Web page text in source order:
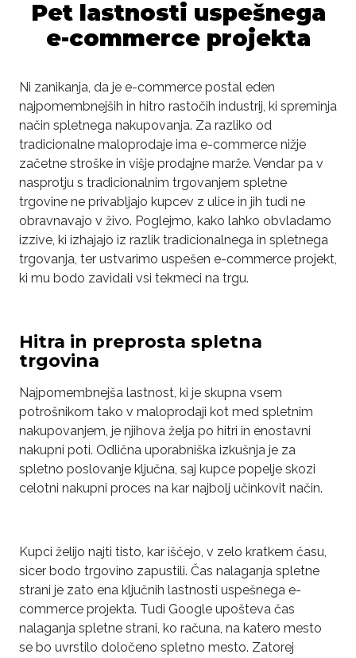
Pet lastnosti uspešnega
e-commerce projekta
Ni zanikanja, da je e-commerce postal eden
najpomembnejših in hitro rastočih industrij, ki spreminja
način spletnega nakupovanja. Za razliko od
tradicionalne maloprodaje ima e-commerce nižje
začetne stroške in višje prodajne marže. Vendar pa v
nasprotju s tradicionalnim trgovanjem spletne
trgovine ne privabljajo kupcev z ulice in jih tudi ne
obravnavajo v živo. Poglejmo, kako lahko obvladamo
izzive, ki izhajajo iz razlik tradicionalnega in spletnega
trgovanja, ter ustvarimo uspešen e-commerce projekt,
ki mu bodo zavidali vsi tekmeci na trgu.
Hitra in preprosta spletna
trgovina
Najpomembnejša lastnost, ki je skupna vsem
potrošnikom tako v maloprodaji kot med spletnim
nakupovanjem, je njihova želja po hitri in enostavni
nakupni poti. Odlična uporabniška izkušnja je za
spletno poslovanje ključna, saj kupce popelje skozi
celotni nakupni proces na kar najbolj učinkovit način.
Kupci želijo najti tisto, kar iščejo, v zelo kratkem času,
sicer bodo trgovino zapustili. Čas nalaganja spletne
strani je zato ena ključnih lastnosti uspešnega e-
commerce projekta. Tudi Google upošteva čas
nalaganja spletne strani, ko računa, na katero mesto
se bo uvrstilo določeno spletno mesto. Zatorej